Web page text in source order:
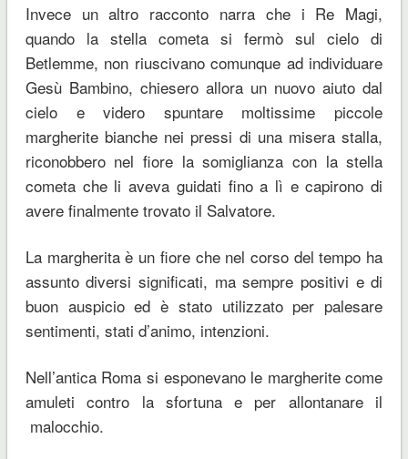
Invece un altro racconto narra che i Re Magi,
quando la stella cometa si fermò sul cielo di
Betlemme, non riuscivano comunque ad individuare
Gesù Bambino, chiesero allora un nuovo aiuto dal
cielo e videro spuntare moltissime piccole
margherite bianche nei pressi di una misera stalla,
riconobbero nel fiore la somiglianza con la stella
cometa che li aveva guidati fino a lì e capirono di
avere finalmente trovato il Salvatore.
La margherita è un fiore che nel corso del tempo ha
assunto diversi significati, ma sempre positivi e di
buon auspicio ed è stato utilizzato per palesare
sentimenti, stati d’animo, intenzioni.
Nell’antica Roma si esponevano le margherite come
amuleti contro la sfortuna e per allontanare il
malocchio.